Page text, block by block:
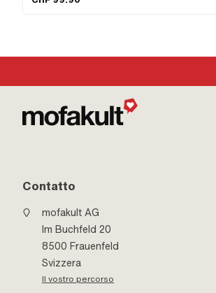
applicazione: Sintonizzazione
Contatto
mofakult AG
Im Buchfeld 20
8500 Frauenfeld
Svizzera
Il vostro percorso